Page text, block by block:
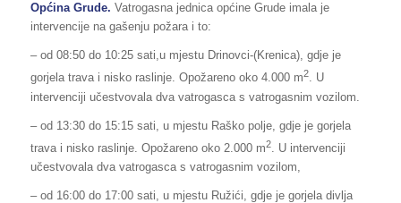
Općina Grude. Vatrogasna jednica općine Grude imala je
intervencije na gašenju požara i to:
– od 08:50 do 10:25 sati,u mjestu Drinovci-(Krenica), gdje je
gorjela trava i nisko raslinje. Opožareno oko 4.000 m2. U
intervenciji učestvovala dva vatrogasca s vatrogasnim vozilom.
– od 13:30 do 15:15 sati, u mjestu Raško polje, gdje je gorjela
trava i nisko raslinje. Opožareno oko 2.000 m2. U intervenciji
učestvovala dva vatrogasca s vatrogasnim vozilom,
– od 16:00 do 17:00 sati, u mjestu Ružići, gdje je gorjela divlja